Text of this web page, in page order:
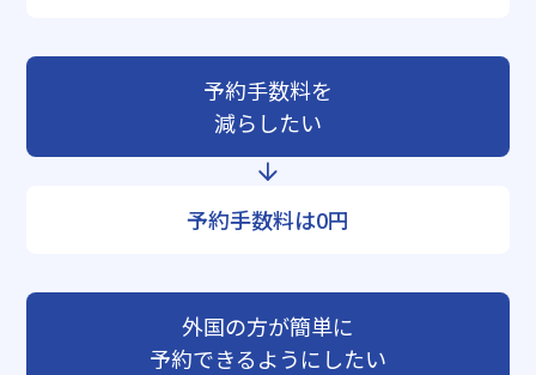
予約手数料を
減らしたい
予約手数料は0円
外国の方が簡単に
予約できるようにしたい